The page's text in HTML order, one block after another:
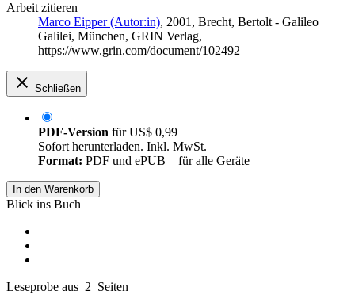
Arbeit zitieren
Marco Eipper (Autor:in), 2001, Brecht, Bertolt - Galileo
Galilei, München, GRIN Verlag,
https://www.grin.com/document/102492
Schließen
PDF-Version fürUS$ 0,99
Sofort herunterladen. Inkl. MwSt.
Format: PDF und ePUB – für alle Geräte
In den Warenkorb
Blick ins Buch
Leseprobe aus 2 Seiten